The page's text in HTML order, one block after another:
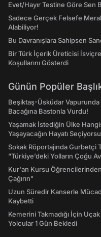
Evet/Hayır Testine Göre Sen
Sadece Gerçek Felsefe
Alabiliyor!
Bu Davranışlara Sahipsen
Bir Türk İçerik Üreticisi
Koşullarını Gösterdi
Günün Popüler
Beşiktaş-Üsküdar Vapurunda
Bacağına Bastonla Vurdu!
Yaşamak İstediğin Ülke
Yaşayacağın Hayatı
Sokak Röportajında Gurbetçi
"Türkiye’deki Yolların Çoğu
Kur'an Kursu
Çağırın"
Uzun Süredir Kanserle
Kaybetti
Kemerini Takmadığı İçin
Yolcular 1 Gün Bekledi